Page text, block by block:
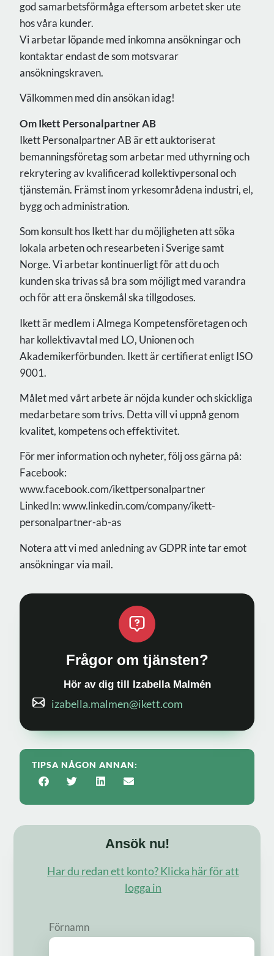
god samarbetsförmåga eftersom arbetet sker ute
hos våra kunder.
Vi arbetar löpande med inkomna ansökningar och
kontaktar endast de som motsvarar
ansökningskraven.
Välkommen med din ansökan idag!
Om Ikett Personalpartner AB
Ikett Personalpartner AB är ett auktoriserat
bemanningsföretag som arbetar med uthyrning och
rekrytering av kvalificerad kollektivpersonal och
tjänstemän. Främst inom yrkesområdena industri, el,
bygg och administration.
Som konsult hos Ikett har du möjligheten att söka
lokala arbeten och researbeten i Sverige samt
Norge. Vi arbetar kontinuerligt för att du och
kunden ska trivas så bra som möjligt med varandra
och för att era önskemål ska tillgodoses.
Ikett är medlem i Almega Kompetensföretagen och
har kollektivavtal med LO, Unionen och
Akademikerförbunden. Ikett är certifierat enligt ISO
9001.
Målet med vårt arbete är nöjda kunder och skickliga
medarbetare som trivs. Detta vill vi uppnå genom
kvalitet, kompetens och effektivitet.
För mer information och nyheter, följ oss gärna på:
Facebook:
www.facebook.com/ikettpersonalpartner
LinkedIn: www.linkedin.com/company/ikett-
personalpartner-ab-as
Notera att vi med anledning av GDPR inte tar emot
ansökningar via mail.
Frågor om tjänsten?
Hör av dig till Izabella Malmén
izabella.malmen@ikett.com
TIPSA NÅGON ANNAN:
Ansök nu!
Har du redan ett konto? Klicka här för att
logga in
Förnamn